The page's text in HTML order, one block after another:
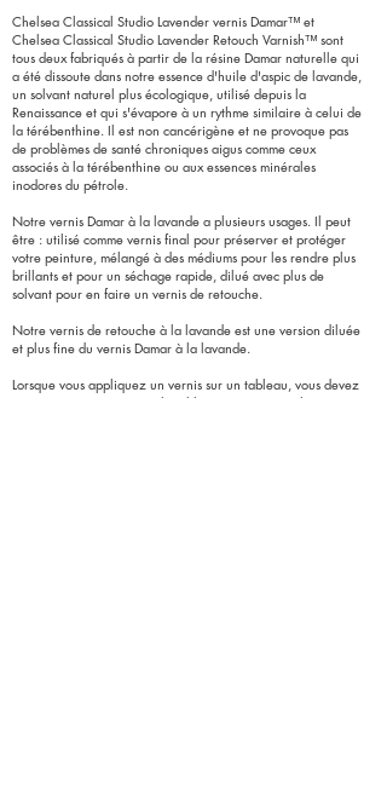
Chelsea Classical Studio Lavender vernis Damar™ et
Chelsea Classical Studio Lavender Retouch Varnish™ sont
tous deux fabriqués à partir de la résine Damar naturelle qui
a été dissoute dans notre essence d'huile d'aspic de lavande,
un solvant naturel plus écologique, utilisé depuis la
Renaissance et qui s'évapore à un rythme similaire à celui de
la térébenthine. Il est non cancérigène et ne provoque pas
de problèmes de santé chroniques aigus comme ceux
associés à la térébenthine ou aux essences minérales
inodores du pétrole.
Notre vernis Damar à la lavande a plusieurs usages. Il peut
être : utilisé comme vernis final pour préserver et protéger
votre peinture, mélangé à des médiums pour les rendre plus
brillants et pour un séchage rapide, dilué avec plus de
solvant pour en faire un vernis de retouche.
Notre vernis de retouche à la lavande est une version diluée
et plus fine du vernis Damar à la lavande.
Lorsque vous appliquez un vernis sur un tableau, vous devez
toujours vous assurer que le tableau est sec et qu'il a été